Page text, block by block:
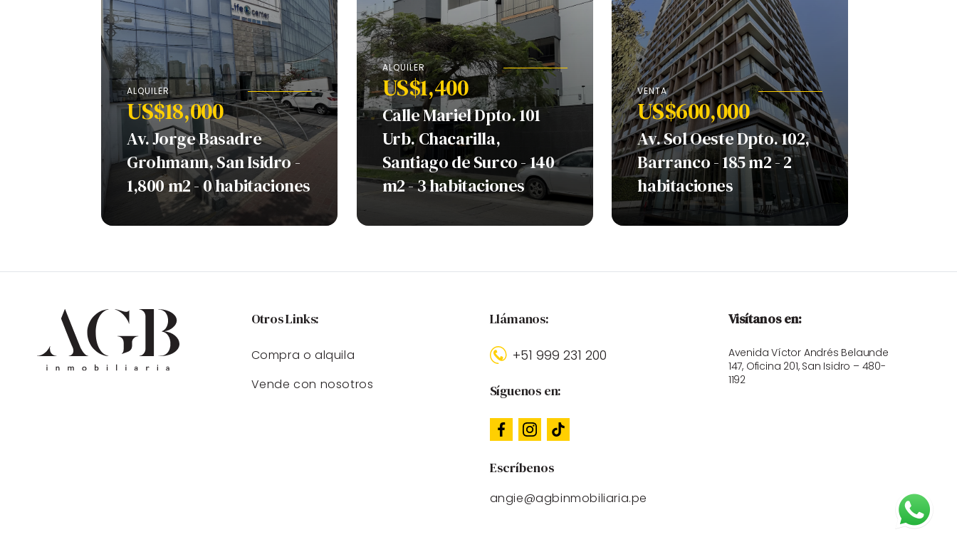
ALQUILER
US$18,000
Av. Jorge Basadre
Grohmann, San Isidro -
1,800 m2 - 0 habitaciones
ALQUILER
US$1,400
Calle Mariel Dpto. 101
Urb. Chacarilla,
Santiago de Surco - 140
m2 - 3 habitaciones
VENTA
US$600,000
Av. Sol Oeste Dpto. 102,
Barranco - 185 m2 - 2
habitaciones
Otros Links:
Compra o alquila
Vende con nosotros
Llámanos:
+51 999 231 200
Síguenos en:
Escríbenos
angie@agbinmobiliaria.pe
Visítanos en:
Avenida Víctor Andrés Belaunde
147, Oficina 201, San Isidro – 480-
1192